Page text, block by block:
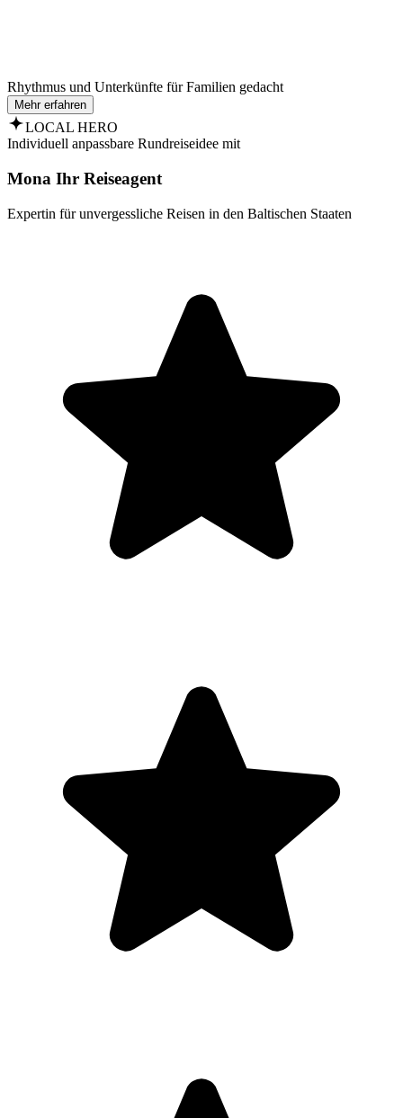
Rhythmus und Unterkünfte für Familien gedacht
Mehr erfahren
LOCAL HERO
Individuell anpassbare Rundreiseidee mit
Mona Ihr Reiseagent
Expertin für unvergessliche Reisen in den Baltischen Staaten